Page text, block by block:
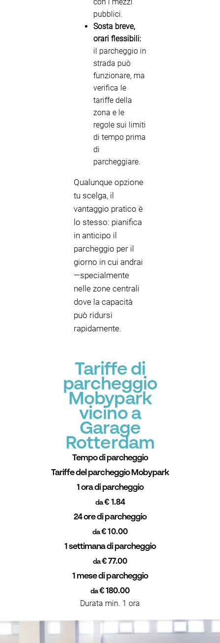
con i mezzi
pubblici.
Sosta breve,
orari flessibili:
il parcheggio in
strada può
funzionare, ma
verifica le
tariffe della
zona e le
regole sui limiti
di tempo prima
di
parcheggiare.
Qualunque opzione
tu scelga, il
vantaggio pratico è
lo stesso: pianifica
in anticipo il
parcheggio per il
giorno in cui andrai
—specialmente
nelle zone centrali
dove la capacità
può ridursi
rapidamente.
Tariffe di
parcheggio
Mobypark
vicino a
Garage
Rotterdam
Tempo di parcheggio
Tariffe del parcheggio Mobypark
1 ora di parcheggio
da€ 1.84
24 ore di parcheggio
da€ 10.00
1 settimana di parcheggio
da€ 77.00
1 mese di parcheggio
da€ 180.00
Durata min. 1 ora